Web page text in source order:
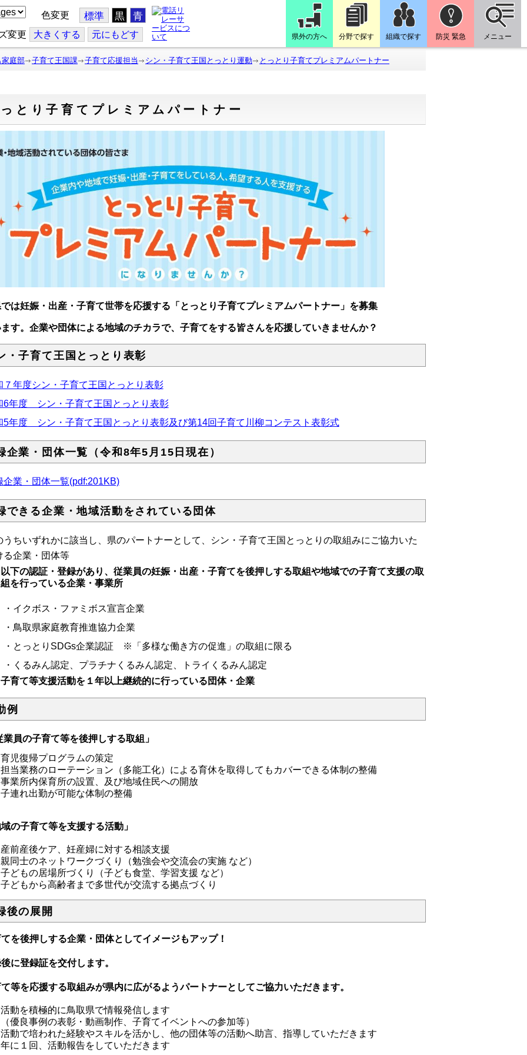
色変更 標準 黒 青
変更 大きくする 元にもどす 県外の方へ 分野で探す 組織で探す 防災 緊急 メニュー
家庭部 子育て王国課 子育て応援担当 シン・子育て王国とっとり運動 とっとり子育てプレミアムパートナー
とり子育てプレミアムパートナー
は妊娠・出産・子育て世帯を応援する「とっとり子育てプレミアムパートナー」を募集
ます。企業や団体による地域のチカラで、子育てをする皆さんを応援していきませんか？
・子育て王国とっとり表彰
７年度シン・子育て王国とっとり表彰
6年度 シン・子育て王国とっとり表彰
5年度 シン・子育て王国とっとり表彰及び第14回子育て川柳コンテスト表彰式
企業・団体一覧（令和8年5月15日現在）
企業・団体一覧(pdf:201KB)
できる企業・地域活動をされている団体
うちいずれかに該当し、県のパートナーとして、シン・子育て王国とっとりの取組みにご協力いた
る企業・団体等
以下の認証・登録があり、従業員の妊娠・出産・子育てを後押しする取組や地域での子育て支援の取
組を行っている企業・事業所
クボス・ファミボス宣言企業
取県家庭教育推進協力企業
っとりSDGs企業認証 ※「多様な働き方の促進」の取組に限る
るみん認定、プラチナくるみん認定、トライくるみん認定
子育て等支援活動を１年以上継続的に行っている団体・企業
例
業員の子育て等を後押しする取組」
育児復帰プログラムの策定
担当業務のローテーション（多能工化）による育休を取得してもカバーできる体制の整備
事業所内保育所の設置、及び地域住民への開放
子連れ出勤が可能な体制の整備
域の子育て等を支援する活動」
産前産後ケア、妊産婦に対する相談支援
親同士のネットワークづくり（勉強会や交流会の実施 など）
子どもの居場所づくり（子ども食堂、学習支援 など）
子どもから高齢者まで多世代が交流する拠点づくり
後の展開
を後押しする企業・団体としてイメージもアップ！
に登録証を交付します。
等を応援する取組みが県内に広がるようパートナーとしてご協力いただきます。
活動を積極的に鳥取県で情報発信します
（優良事例の表彰・動画制作、子育てイベントへの参加等）
活動で培われた経験やスキルを活かし、他の団体等の活動へ助言、指導していただきます
年に１回、活動報告をしていただきます